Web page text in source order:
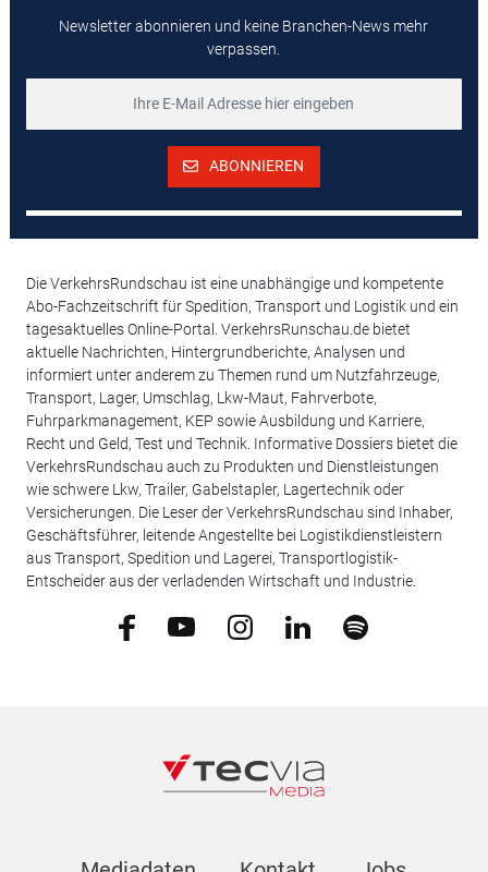
Newsletter abonnieren und keine Branchen-News mehr
verpassen.
ABONNIEREN
Die VerkehrsRundschau ist eine unabhängige und kompetente
Abo-Fachzeitschrift für Spedition, Transport und Logistik und ein
tagesaktuelles Online-Portal. VerkehrsRunschau.de bietet
aktuelle Nachrichten, Hintergrundberichte, Analysen und
informiert unter anderem zu Themen rund um Nutzfahrzeuge,
Transport, Lager, Umschlag, Lkw-Maut, Fahrverbote,
Fuhrparkmanagement, KEP sowie Ausbildung und Karriere,
Recht und Geld, Test und Technik. Informative Dossiers bietet die
VerkehrsRundschau auch zu Produkten und Dienstleistungen
wie schwere Lkw, Trailer, Gabelstapler, Lagertechnik oder
Versicherungen. Die Leser der VerkehrsRundschau sind Inhaber,
Geschäftsführer, leitende Angestellte bei Logistikdienstleistern
aus Transport, Spedition und Lagerei, Transportlogistik-
Entscheider aus der verladenden Wirtschaft und Industrie.